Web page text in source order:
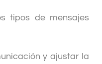
tipos de mensajes
y ajustar la